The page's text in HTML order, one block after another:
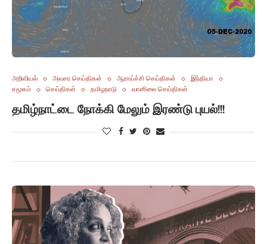
அறிவியல் அவசர செய்திகள் ஆராய்ச்சி செய்திகள்
இந்தியா
சமூகம்
செய்திகள் தமிழநாடு வானிலை செய்திகள்
தமிழ்நாட்டை நோக்கி மேலும் இரண்டு புயல்!!!